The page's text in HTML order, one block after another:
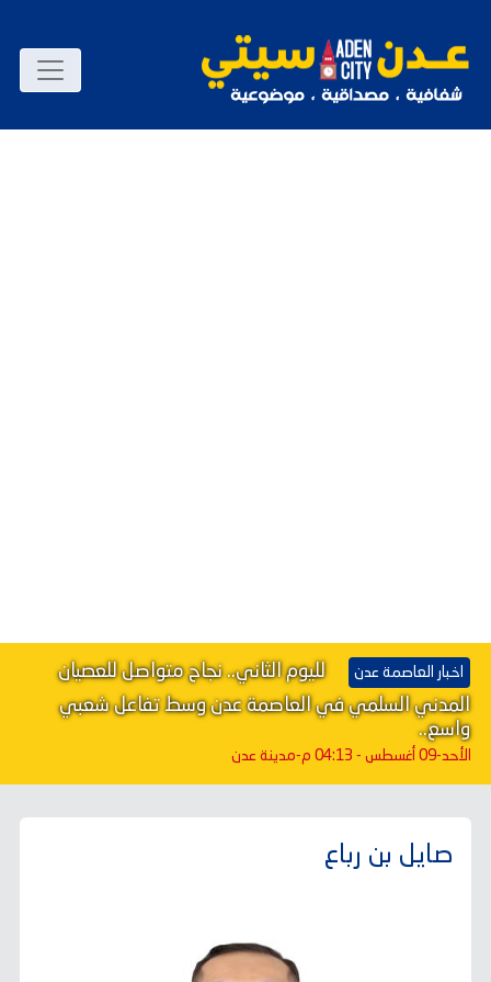
اخبار العاصمة عدن
لليوم الثاني.. نجاح متواصل للعصيان
المدني السلمي في العاصمة عدن وسط تفاعل شعبي
واسع..
الأحد-09 أغسطس - 04:13 م -مدينة عدن
صايل بن رباع